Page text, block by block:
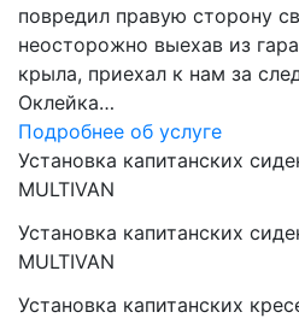
повредил правую сторону
неосторожно выехав из
крыла, приехал к нам за
Оклейка…
Подробнее об услуге
Установка капитанских
MULTIVAN
Установка капитанских
MULTIVAN
Установка капитанских